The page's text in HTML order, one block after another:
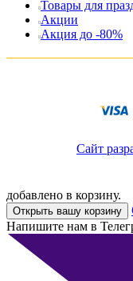
Товары для
Акции
Акция до -80%
Сайт
добавлено в корзину.
Открыть вашу корзину
Напишите нам в